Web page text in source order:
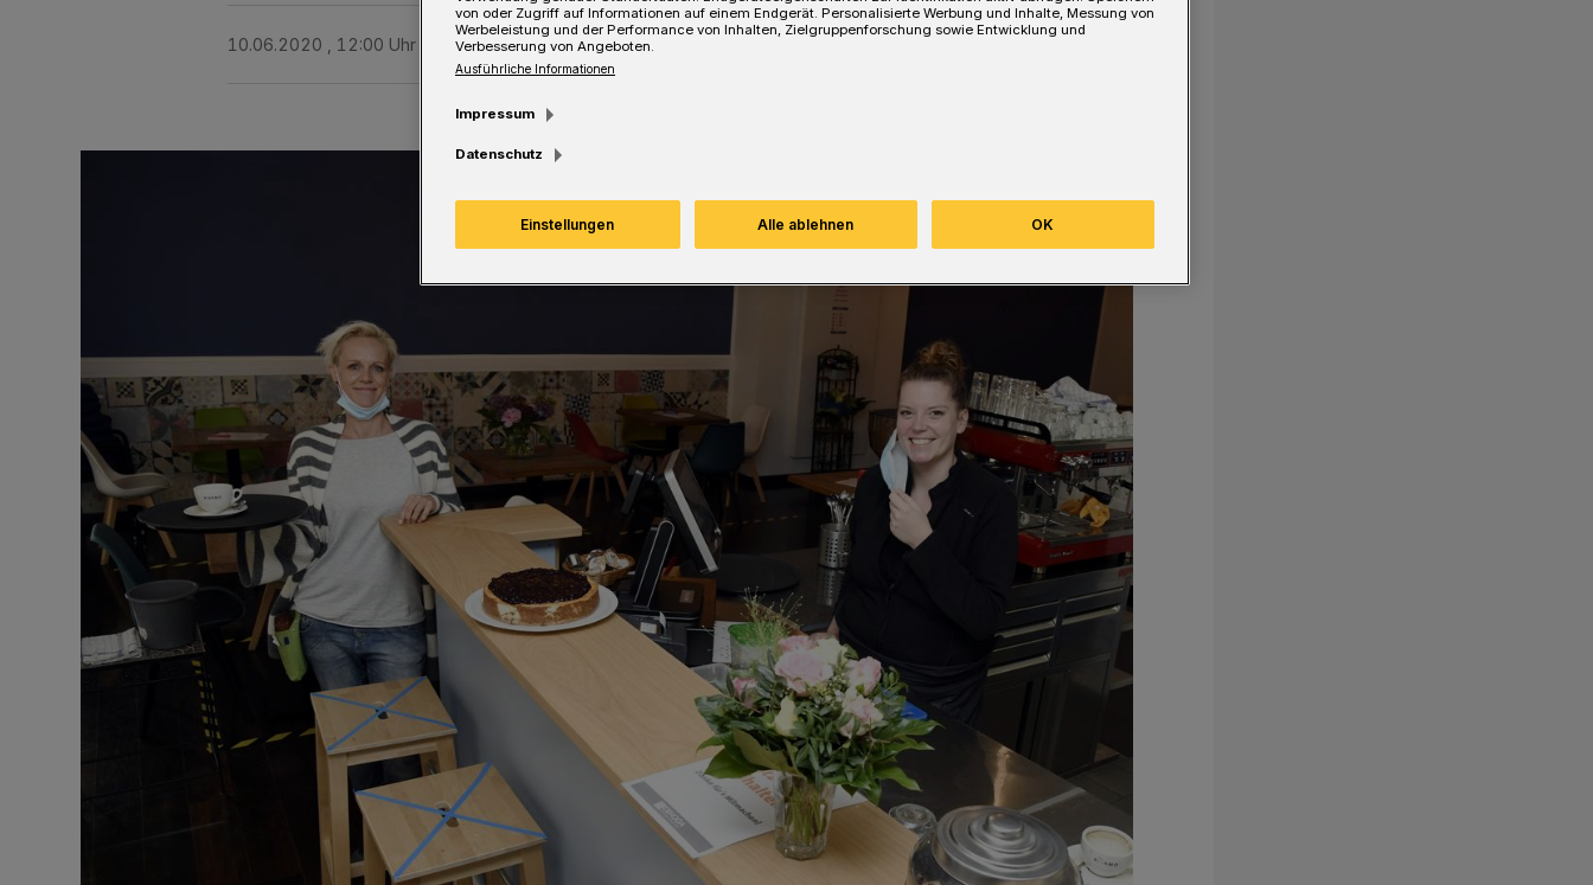
10.06.2020 , 12:00 Uhr Eine Minute Lesezeit
von oder Zugriff auf Informationen auf einem Endgerät. Personalisierte Werbung und Inhalte, Messung von
Werbeleistung und der Performance von Inhalten, Zielgruppenforschung sowie Entwicklung und
Verbesserung von Angeboten.
Ausführliche Informationen
Impressum
Datenschutz
Einstellungen Alle ablehnen OK